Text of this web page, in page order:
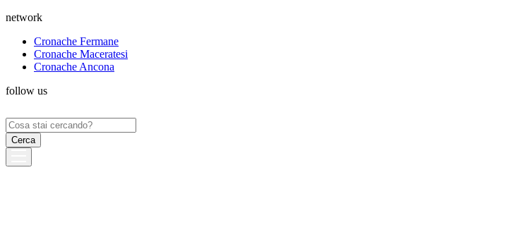
network
Cronache Fermane
Cronache Maceratesi
Cronache Ancona
follow us
Ricerca
per: